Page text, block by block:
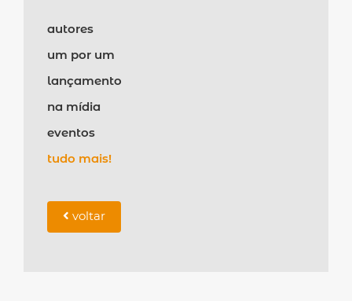
autores
um por um
lançamento
na mídia
eventos
tudo mais!
voltar